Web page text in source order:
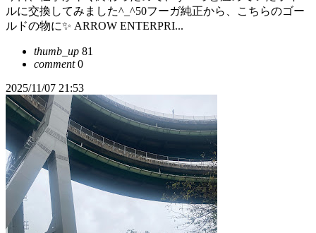
ルに交換してみました^_^50フーガ純正から、こちらのゴー
ルドの物に✨ ARROW ENTERPRI...
thumb_up 81
comment0
2025/11/07 21:53